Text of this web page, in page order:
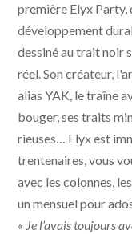
première Elyx Party,
développement
dessiné au trait noir
réel. Son créateur,
alias YAK, le traîne
bouger, ses traits
rieuses… Elyx est
trentenaires, vous
avec les colonnes,
un mensuel pour
« Je l’avais toujours